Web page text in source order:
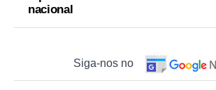
nacional
Siga-nos no